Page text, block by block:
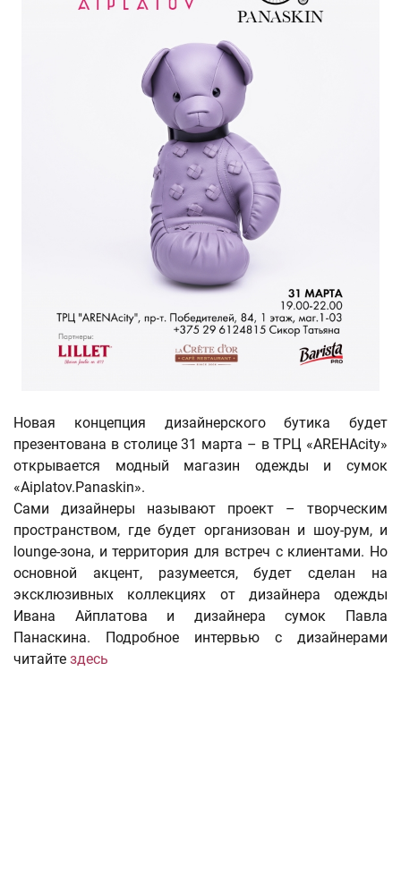
Новая концепция дизайнерского бутика будет
презентована в столице 31 марта – в ТРЦ «AREHAсity»
открывается модный магазин одежды и сумок
«Aiplatov.Panaskin».
Сами дизайнеры называют проект – творческим
пространством, где будет организован и шоу-рум, и
lounge-зона, и территория для встреч с клиентами. Но
основной акцент, разумеется, будет сделан на
эксклюзивных коллекциях от дизайнера одежды
Ивана Айплатова и дизайнера сумок Павла
Панаскина. Подробное интервью с дизайнерами
читайте здесь